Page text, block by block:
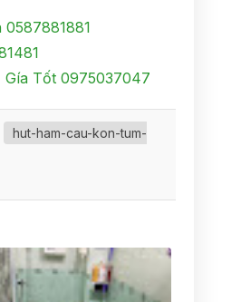
Tốt 0975037047
hut-ham-cau-kon-tum-